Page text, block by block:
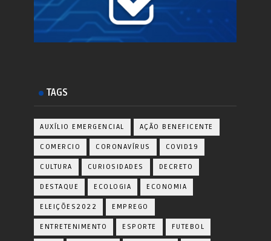
TAGS
AUXÍLIO EMERGENCIAL AÇÃO BENEFICENTE
COMERCIO CORONAVÍRUS COVID19
CULTURA CURIOSIDADES DECRETO
DESTAQUE ECOLOGIA ECONOMIA
ELEIÇÕES2022 EMPREGO
ENTRETENIMENTO ESPORTE FUTEBOL